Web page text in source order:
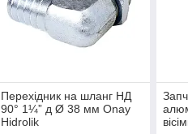
Перехідник на шланг НД
90° 1¼” д Ø 38 мм Onay
Hidrolik